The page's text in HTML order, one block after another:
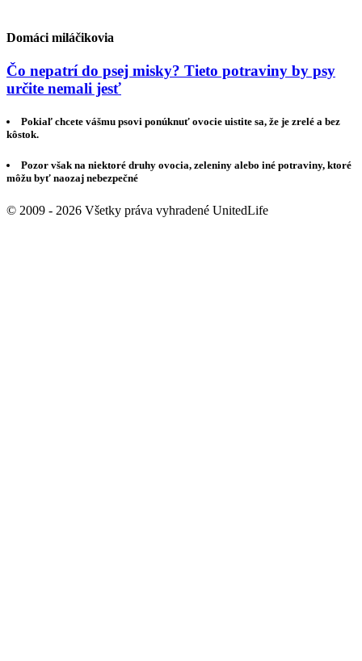
Domáci miláčikovia
Čo nepatrí do psej misky? Tieto potraviny by psy
určite nemali jesť
Pokiaľ chcete vášmu psovi ponúknuť ovocie uistite sa, že je zrelé a bez
kôstok.
Pozor však na niektoré druhy ovocia, zeleniny alebo iné potraviny, ktoré
môžu byť naozaj nebezpečné
© 2009 - 2026 Všetky práva vyhradené UnitedLife